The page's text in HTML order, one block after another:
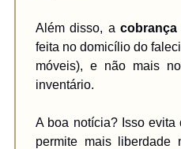
Além disso, a
feita no domicílio do
móveis), e não mais
inventário.
A boa notícia? Isso evita
permite mais